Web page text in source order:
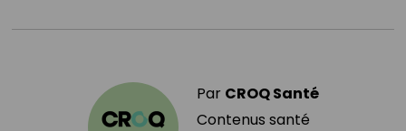
Par CROQ Santé
Contenus santé